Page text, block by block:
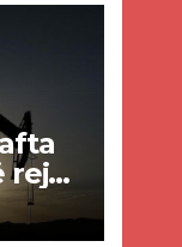
reja